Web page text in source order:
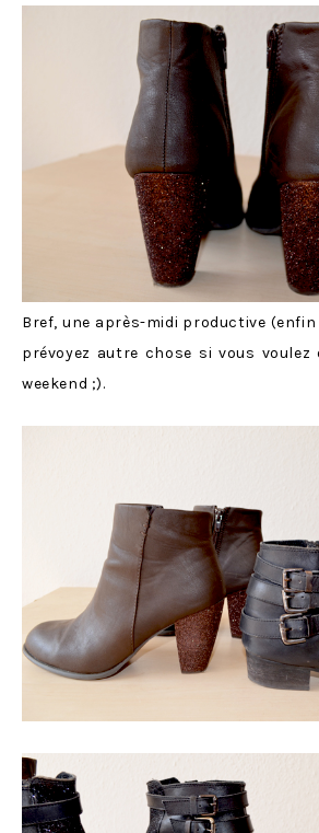
Bref, une après-midi productive (enfin
prévoyez autre chose si vous
weekend ;).